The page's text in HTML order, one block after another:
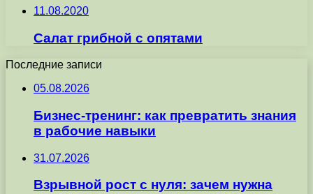
11.08.2020
Салат грибной с опятами
Последние записи
05.08.2026
Бизнес-тренинг: как превратить знания
в рабочие навыки
31.07.2026
Взрывной рост с нуля: зачем нужна